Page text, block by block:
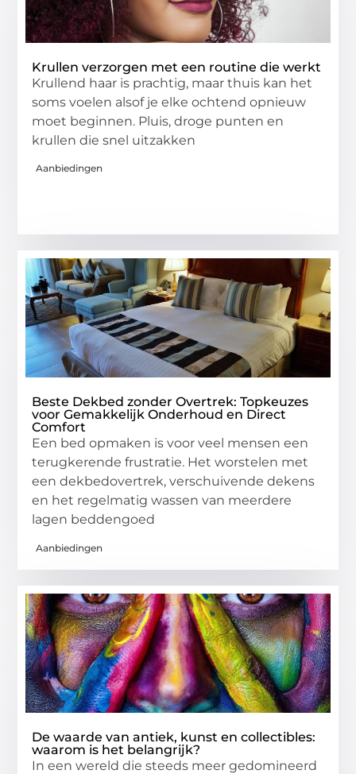
Krullen verzorgen met een routine die werkt
Krullend haar is prachtig, maar thuis kan het
soms voelen alsof je elke ochtend opnieuw
moet beginnen. Pluis, droge punten en
krullen die snel uitzakken
Aanbiedingen
Beste Dekbed zonder Overtrek: Topkeuzes
voor Gemakkelijk Onderhoud en Direct
Comfort
Een bed opmaken is voor veel mensen een
terugkerende frustratie. Het worstelen met
een dekbedovertrek, verschuivende dekens
en het regelmatig wassen van meerdere
lagen beddengoed
Aanbiedingen
De waarde van antiek, kunst en collectibles:
waarom is het belangrijk?
In een wereld die steeds meer gedomineerd